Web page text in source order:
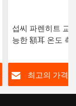
섭씨 파렌히트 교
능한 額耳 온도 측
최고의 가격